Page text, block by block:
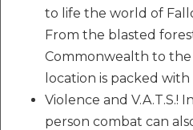
to life the world of
From the blasted
Commonwealth to
location is packed
Violence and V.A.T.S.!
person combat can